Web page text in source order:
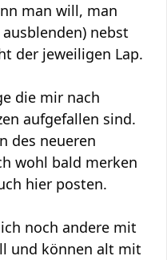
man will, man
nebst
der jeweiligen Lap.
die mir nach
aufgefallen sind.
des neueren
wohl bald merken
hier posten.
noch andere mit
und können alt mit